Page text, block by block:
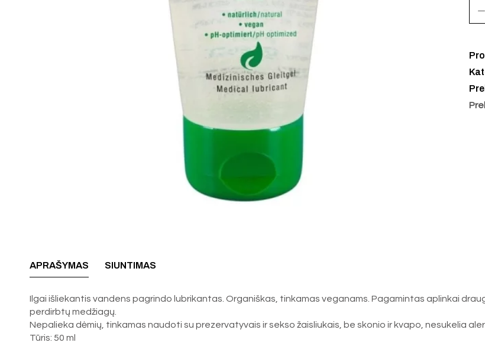
APRAŠYMAS SIUNTIMAS
Ilgai išliekantis vandens pagrindo lubrikantas. Organiškas, tinkamas veganams. Pagamintas aplinkai
perdirbtų medžiagų.
Nepalieka dėmių, tinkamas naudoti su prezervatyvais ir sekso žaisliukais, be skonio ir kvapo, nesukelia
Tūris: 50 ml